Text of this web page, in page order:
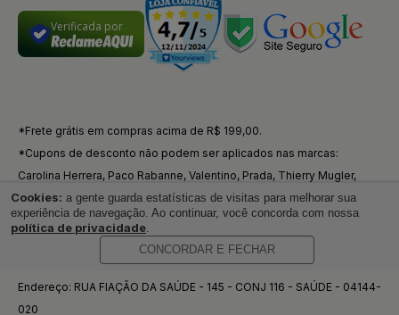
Verificada por
*Frete grátis em compras acima de R$ 199,00.
*Cupons de desconto não podem ser aplicados nas marcas:
Carolina Herrera, Paco Rabanne, Valentino, Prada, Thierry Mugler,
Azzaro, Nina Ricci, Antonio Banderas, Shakira, Jean Paul Gaultier.
*Todas as imagens contidas no site são meramente ilustrativas.
Razão Social: AAZ WEB LTDA / CNPJ: 48.970.074/0001-87 / Inscrição
Estadual: 138.363.101.112 / Nome Fantasia: AAZ WEB
Endereço: RUA FIAÇÃO DA SAÚDE - 145 - CONJ 116 - SAÚDE - 04144-
020
Cookies: a gente guarda estatísticas de visitas para melhorar sua
experiência de navegação. Ao continuar, você concorda com nossa
política de privacidade.
CONCORDAR E FECHAR